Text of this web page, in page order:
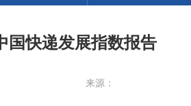
国快递发展指数报告
来源：